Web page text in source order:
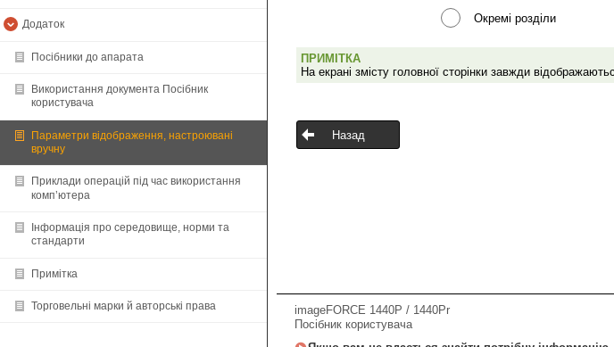
Додаток
Посібники до апарата
Використання документа Посібник
користувача
Параметри відображення, настроювані
вручну
Приклади операцій під час використання
комп’ютера
Інформація про середовище, норми та
стандарти
Примітка
Торговельні марки й авторські права
Окремі розділи
ПРИМІТКА
На екрані змісту головної сторінки завжди
Назад
imageFORCE 1440P / 1440Pr
Посібник користувача